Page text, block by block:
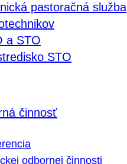
pastoračná služba
a STO
STO
činnosť
odbornej činnosti